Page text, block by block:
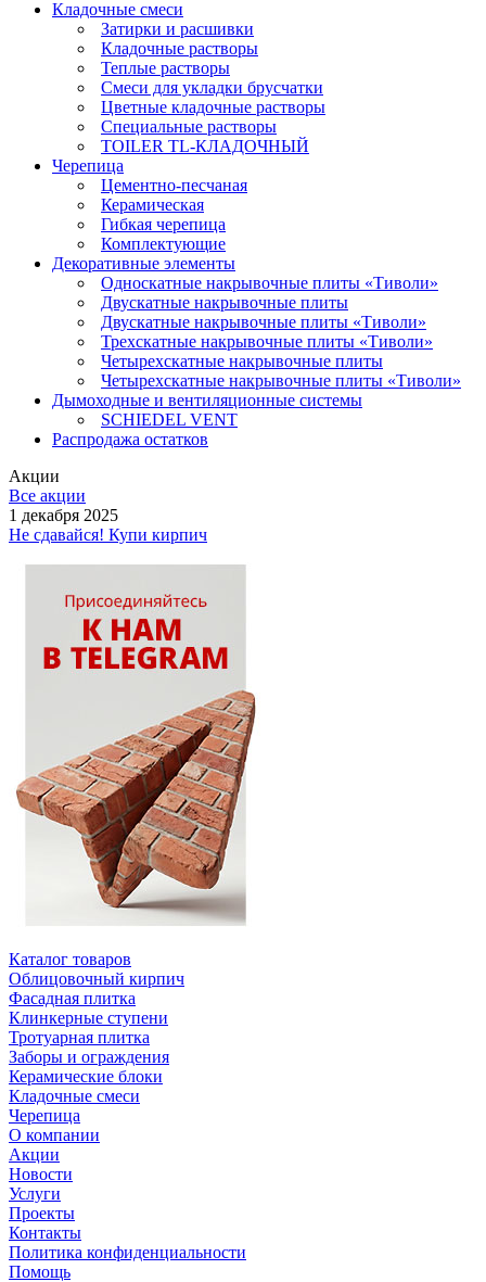
Кладочные смеси
Затирки и расшивки
Кладочные растворы
Теплые растворы
Смеси для укладки брусчатки
Цветные кладочные растворы
Специальные растворы
TOILER TL-КЛАДОЧНЫЙ
Черепица
Цементно-песчаная
Керамическая
Гибкая черепица
Комплектующие
Декоративные элементы
Односкатные накрывочные плиты «Тиволи»
Двускатные накрывочные плиты
Двускатные накрывочные плиты «Тиволи»
Трехскатные накрывочные плиты «Тиволи»
Четырехскатные накрывочные плиты
Четырехскатные накрывочные плиты «Тиволи»
Дымоходные и вентиляционные системы
SCHIEDEL VENT
Распродажа остатков
Акции
Все акции
1 декабря 2025
Не сдавайся! Купи кирпич
Каталог товаров
Облицовочный кирпич
Фасадная плитка
Клинкерные ступени
Тротуарная плитка
Заборы и ограждения
Керамические блоки
Кладочные смеси
Черепица
О компании
Акции
Новости
Услуги
Проекты
Контакты
Политика конфиденциальности
Помощь